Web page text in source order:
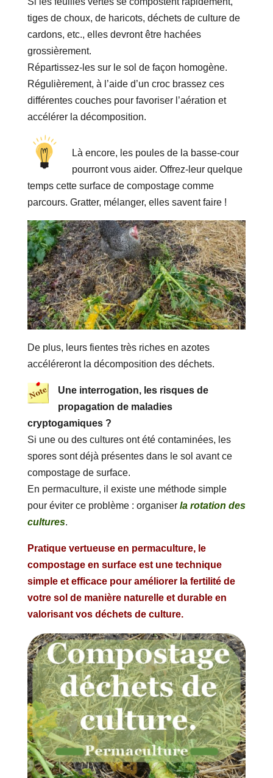
tiges de choux, de haricots, déchets de culture de
cardons, etc., elles devront être hachées
grossièrement.
Répartissez-les sur le sol de façon homogène.
Régulièrement, à l’aide d’un croc brassez ces
différentes couches pour favoriser l’aération et
accélérer la décomposition.
Là encore, les poules de la basse-cour
pourront vous aider. Offrez-leur quelque
temps cette surface de compostage comme
parcours. Gratter, mélanger, elles savent faire !
De plus, leurs fientes très riches en azotes
accéléreront la décomposition des déchets.
Une interrogation, les risques de
propagation de maladies
cryptogamiques ?
Si une ou des cultures ont été contaminées, les
spores sont déjà présentes dans le sol avant ce
compostage de surface.
En permaculture, il existe une méthode simple
pour éviter ce problème : organiser la rotation des
cultures.
Pratique vertueuse en permaculture, le
compostage en surface est une technique
simple et efficace pour améliorer la fertilité de
votre sol de manière naturelle et durable en
valorisant vos déchets de culture.